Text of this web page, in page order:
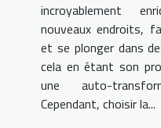
incroyablement
nouveaux endroits,
et se plonger dans
cela en étant son
une auto-
Cependant, choisir la...